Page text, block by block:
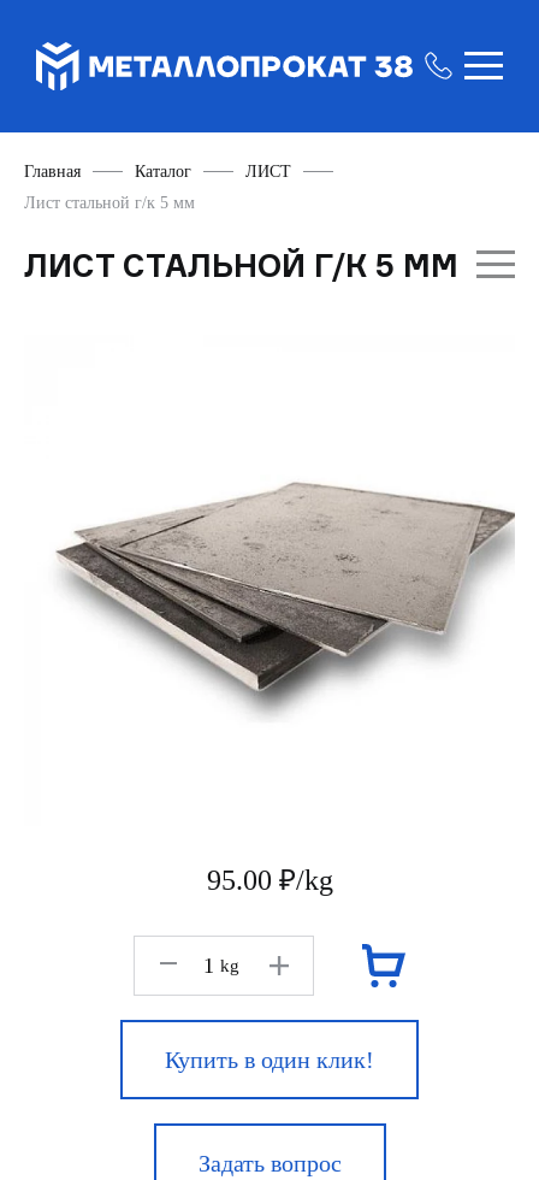
Главная Каталог
ЛИСТ
Лист стальной г/к 5 мм
ЛИСТ СТАЛЬНОЙ Г/К 5 ММ
95.00 ₽/kg
kg
Купить в один клик!
Задать вопрос